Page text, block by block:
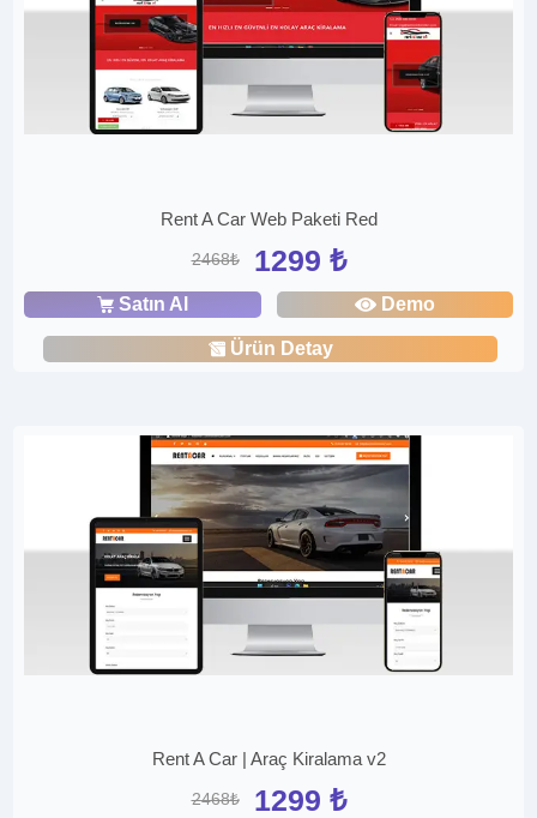
Rent A Car Web Paketi Red
2468₺ 1299 ₺
Satın Al Demo
Ürün Detay
Rent A Car | Araç Kiralama v2
2468₺ 1299 ₺